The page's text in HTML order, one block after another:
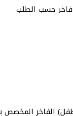
حسب الطلب
الفاخر المخصص